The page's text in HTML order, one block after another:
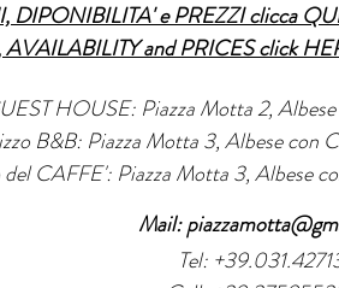
DIPONIBILITA' e PREZZI clicca
and PRICES click
HOUSE: Piazza Motta 2,
B&B: Piazza Motta 3, Albese con
del CAFFE': Piazza Motta 3, Albese
Mail:
Tel: